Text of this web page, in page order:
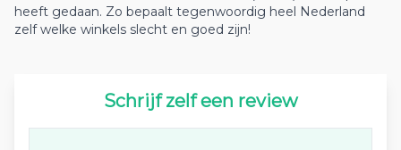
heeft gedaan. Zo bepaalt tegenwoordig heel Nederland
zelf welke winkels slecht en goed zijn!
Schrijf zelf een review